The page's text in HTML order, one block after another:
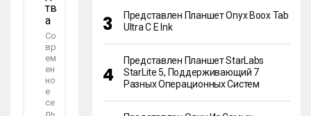
Тв
А
Со
вр
ем
ен
но
е
се
ль
Представлен Планшет Onyx Boox Tab
Ultra C E Ink
Представлен Планшет StarLabs
StarLite 5, Поддерживающий 7
Разных Операционных Систем